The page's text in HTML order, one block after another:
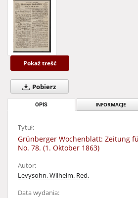
Pokaż treść
Pobierz
OPIS INFORMACJE
Tytuł:
Grünberger Wochenblatt: Zeitung
No. 78. (1. Oktober 1863)
Autor:
Levysohn, Wilhelm. Red.
Data wydania: